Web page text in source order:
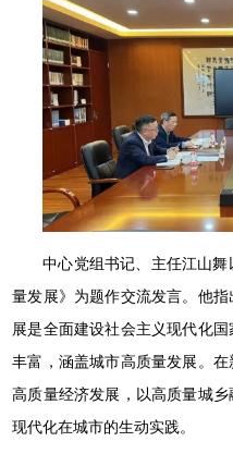
中心党组书记、主任江山
量发展》为题作交流发言。他
展是全面建设社会主义现代化
丰富，涵盖城市高质量发展。
高质量经济发展，以高质量城
现代化在城市的生动实践。